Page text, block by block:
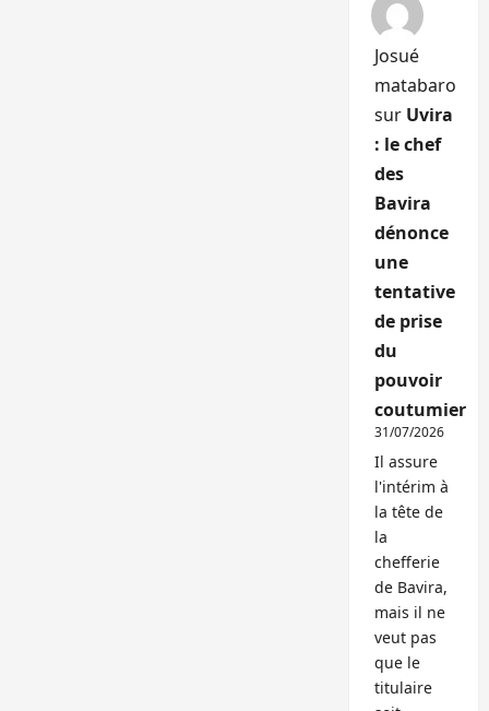
Josué
matabaro
sur Uvira
: le chef
des
Bavira
dénonce
une
tentative
de prise
du
pouvoir
coutumier
31/07/2026
Il assure
l'intérim à
la tête de
la
chefferie
de Bavira,
mais il ne
veut pas
que le
titulaire